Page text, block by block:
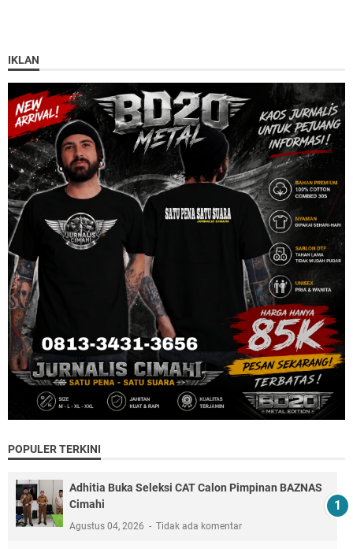
IKLAN
POPULER TERKINI
Adhitia Buka Seleksi CAT Calon Pimpinan BAZNAS
Cimahi
Agustus 04, 2026 Tidak ada komentar